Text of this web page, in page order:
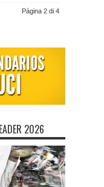
Página 2 di 4
2026